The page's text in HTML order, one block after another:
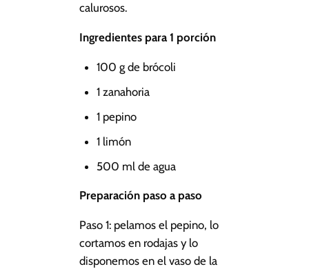
calurosos.
Ingredientes para 1 porción
100 g de brócoli
1 zanahoria
1 pepino
1 limón
500 ml de agua
Preparación paso a paso
Paso 1: pelamos el pepino, lo
cortamos en rodajas y lo
disponemos en el vaso de la